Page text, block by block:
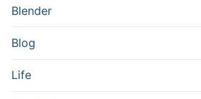
Blender
Blog
Life